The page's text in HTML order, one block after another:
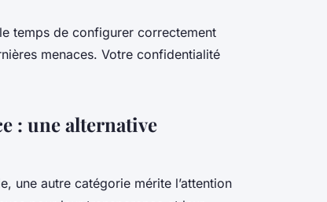
temps de configurer correctement
menaces. Votre confidentialité
: une alternative
une autre catégorie mérite l’attention